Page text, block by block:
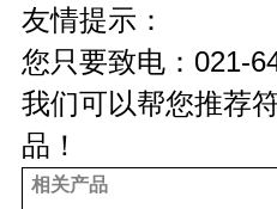
友情提示：
您只要致电：021-
我们可以帮您推荐
品！
相关产品